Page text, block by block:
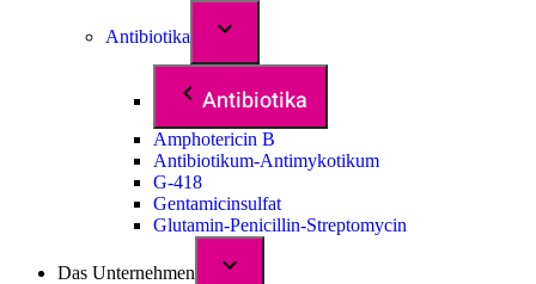
Antibiotika
Antibiotika
Amphotericin B
Antibiotikum-Antimykotikum
G-418
Gentamicinsulfat
Glutamin-Penicillin-Streptomycin
Das Unternehmen